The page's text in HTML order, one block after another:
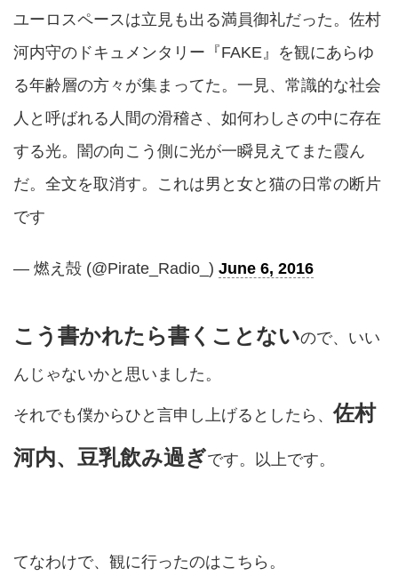
ユーロスペースは立見も出る満員御礼だった。佐村
河内守のドキュメンタリー『FAKE』を観にあらゆ
る年齢層の方々が集まってた。一見、常識的な社会
人と呼ばれる人間の滑稽さ、如何わしさの中に存在
する光。闇の向こう側に光が一瞬見えてまた霞ん
だ。全文を取消す。これは男と女と猫の日常の断片
です
— 燃え殻 (@Pirate_Radio_) June 6, 2016
こう書かれたら書くことないので、いい
んじゃないかと思いました。
それでも僕からひと言申し上げるとしたら、佐村
河内、豆乳飲み過ぎです。以上です。
てなわけで、観に行ったのはこちら。